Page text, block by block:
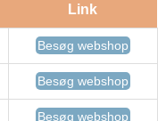
Link
Besøg webshop
Besøg webshop
Besøg webshop